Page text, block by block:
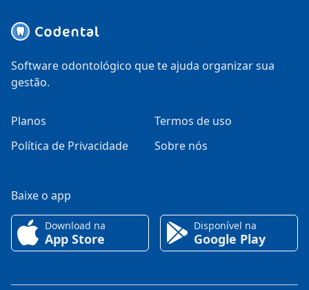
Software odontológico que te ajuda organizar sua
gestão.
Planos
Termos de uso
Política de Privacidade
Sobre nós
Baixe o app
Download na
App Store
Disponível na
Google Play